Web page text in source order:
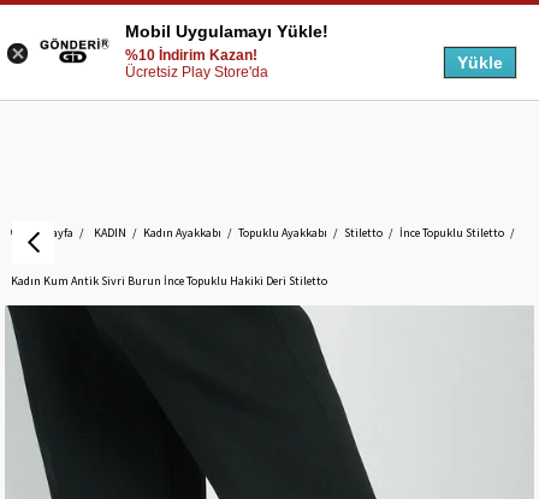
Anasayfa KADIN Kadın Ayakkabı Topuklu Ayakkabı Stiletto İnce Topuklu Stiletto
Kadın Kum Antik Sivri Burun İnce Topuklu Hakiki Deri Stiletto
Mobil Uygulamayı Yükle!
%10 İndirim Kazan!
Ücretsiz Play Store'da
Yükle